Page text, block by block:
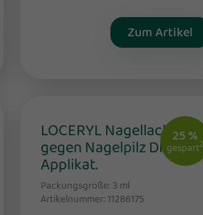
Zum Artikel
25 %
gespart2
LOCERYL Nagellack
gegen Nagelpilz DIREKT-
Applikat.
Packungsgröße: 3 ml
Artikelnummer: 11286175